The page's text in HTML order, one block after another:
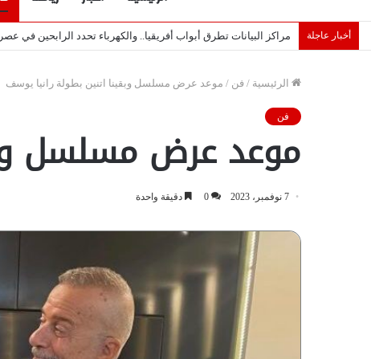
أخبار عاجلة لماذا تصنع إسرائيل صورة مصر كخطر عسكري.. “ماعت” تكشف
الرئيسية / فن / موعد عرض مسلسل وبقينا اتنين بطولة رانيا يوسف
فن
موعد عرض مسلسل
7 نوفمبر، 2023 0 دقيقة واحدة